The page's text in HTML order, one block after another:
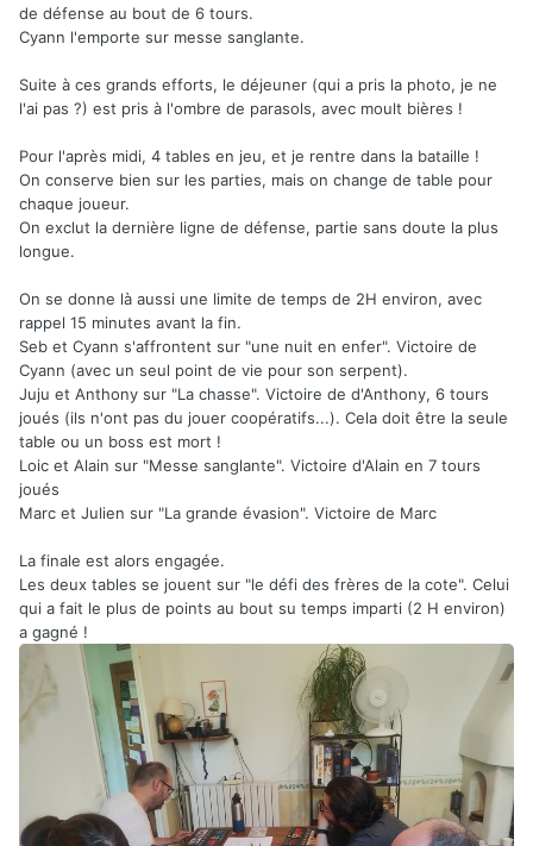
de défense au bout de 6 tours.
Cyann l'emporte sur messe sanglante.
Suite à ces grands efforts, le déjeuner (qui a pris la photo, je ne
l'ai pas ?) est pris à l'ombre de parasols, avec moult bières !
Pour l'après midi, 4 tables en jeu, et je rentre dans la bataille !
On conserve bien sur les parties, mais on change de table pour
chaque joueur.
On exclut la dernière ligne de défense, partie sans doute la plus
longue.
On se donne là aussi une limite de temps de 2H environ, avec
rappel 15 minutes avant la fin.
Seb et Cyann s'affrontent sur "une nuit en enfer". Victoire de
Cyann (avec un seul point de vie pour son serpent).
Juju et Anthony sur "La chasse". Victoire de d'Anthony, 6 tours
joués (ils n'ont pas du jouer coopératifs...). Cela doit être la seule
table ou un boss est mort !
Loic et Alain sur "Messe sanglante". Victoire d'Alain en 7 tours
joués
Marc et Julien sur "La grande évasion". Victoire de Marc
La finale est alors engagée.
Les deux tables se jouent sur "le défi des frères de la cote". Celui
qui a fait le plus de points au bout su temps imparti (2 H environ)
a gagné !